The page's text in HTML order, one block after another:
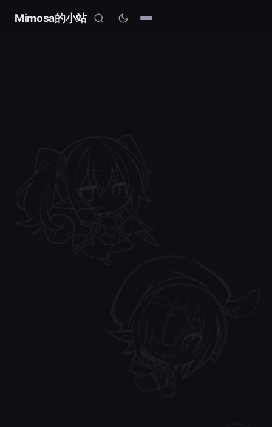
Mimosa的小站